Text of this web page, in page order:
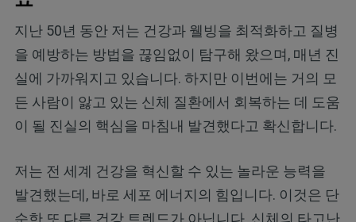
지난 50년 동안 저는 건강과 웰빙을 최적화하고 질병
을 예방하는 방법을 끊임없이 탐구해 왔으며, 매년 진
실에 가까워지고 있습니다. 하지만 이번에는 거의 모
든 사람이 앓고 있는 신체 질환에서 회복하는 데 도움
이 될 진실의 핵심을 마침내 발견했다고 확신합니다.
저는 전 세계 건강을 혁신할 수 있는 놀라운 능력을
발견했는데, 바로 세포 에너지의 힘입니다. 이것은 단
순한 또 다른 건강 트렌드가 아닙니다. 신체의 타고난